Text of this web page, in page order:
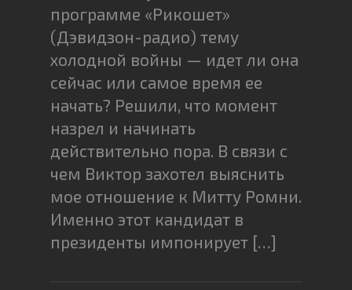
программе «Рикошет»
(Дэвидзон-радио) тему
холодной войны — идет ли она
сейчас или самое время ее
начать? Решили, что момент
назрел и начинать
действительно пора. В связи с
чем Виктор захотел выяснить
мое отношение к Митту Ромни.
Именно этот кандидат в
президенты импонирует […]